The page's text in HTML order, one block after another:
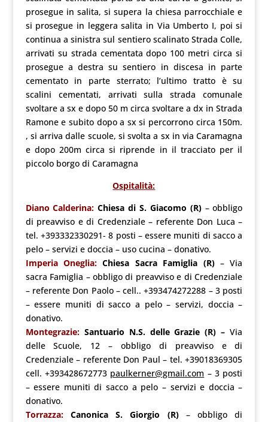
prosegue in salita, si supera la chiesa parrocchiale e
si prosegue in leggera salita in Via Umberto I, poi si
continua a sinistra sul sentiero scalinato Strada Colle,
arrivati su strada cementata dopo 100 metri circa si
prosegue a destra su sentiero in discesa in parte
cementato in parte sterrato; l’ultimo tratto è su
scalini cementati, arrivati sulla strada comunale
svoltare a sx e dopo 50 m circa svoltare a dx in Strada
Ramone e subito dopo a sx si percorrono circa 150m.
, si arriva dalle scuole, si svolta a sx in via Caramagna
e dopo 200m circa si riprende in il tracciato per il
piccolo borgo di Caramagna
Ospitalità:
Diano Calderina: Chiesa di S. Giacomo (R)– obbligo
di preavviso e di Credenziale – referente Don Luca –
tel. +393332330291- 8 posti – essere muniti di sacco a
pelo – servizi e doccia – uso cucina – donativo.
Imperia Oneglia:Chiesa Sacra Famiglia (R)– Via
sacra Famiglia – obbligo di preavviso e di Credenziale
– referente Don Paolo – cell.. +393474272288 – 3 posti
– essere muniti di sacco a pelo – servizi, doccia –
donativo.
Montegrazie: Santuario N.S. delle Grazie (R) –Via
delle Scuole, 12 – obbligo di preavviso e di
Credenziale – referente Don Paul – tel. +39018369305
cell. +393428672773 paulkerner@gmail.com – 3 posti
– essere muniti di sacco a pelo – servizi e doccia –
donativo.
Torrazza: Canonica S. Giorgio (R)– obbligo di